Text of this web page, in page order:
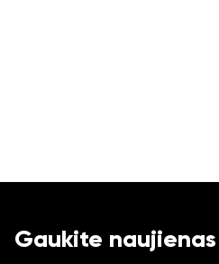
Gaukite naujienas